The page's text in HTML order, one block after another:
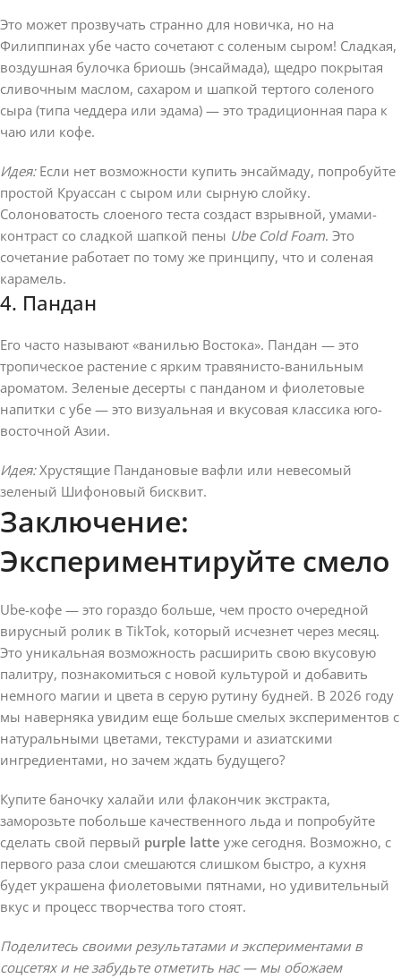
Это может прозвучать странно для новичка, но на
Филиппинах убе часто сочетают с соленым сыром! Сладкая,
воздушная булочка бриошь (энсаймада), щедро покрытая
сливочным маслом, сахаром и шапкой тертого соленого
сыра (типа чеддера или эдама) — это традиционная пара к
чаю или кофе.
Идея:Если нет возможности купить энсаймаду, попробуйте
простой Круассан с сыром или сырную слойку.
Солоноватость слоеного теста создаст взрывной, умами-
контраст со сладкой шапкой пены Ube Cold Foam. Это
сочетание работает по тому же принципу, что и соленая
карамель.
4. Пандан
Его часто называют «ванилью Востока». Пандан — это
тропическое растение с ярким травянисто-ванильным
ароматом. Зеленые десерты с панданом и фиолетовые
напитки с убе — это визуальная и вкусовая классика юго-
восточной Азии.
Идея:Хрустящие Пандановые вафли или невесомый
зеленый Шифоновый бисквит.
Заключение:
Экспериментируйте смело
Ube-кофе — это гораздо больше, чем просто очередной
вирусный ролик в TikTok, который исчезнет через месяц.
Это уникальная возможность расширить свою вкусовую
палитру, познакомиться с новой культурой и добавить
немного магии и цвета в серую рутину будней. В 2026 году
мы наверняка увидим еще больше смелых экспериментов с
натуральными цветами, текстурами и азиатскими
ингредиентами, но зачем ждать будущего?
Купите баночку халайи или флакончик экстракта,
заморозьте побольше качественного льда и попробуйте
сделать свой первый purple latte уже сегодня. Возможно, с
первого раза слои смешаются слишком быстро, а кухня
будет украшена фиолетовыми пятнами, но удивительный
вкус и процесс творчества того стоят.
Поделитесь своими результатами и экспериментами в
соцсетях и не забудьте отметить нас — мы обожаем